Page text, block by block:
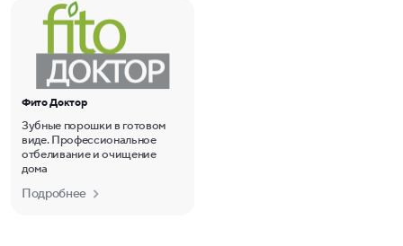
Фито Доктор
Зубные порошки в готовом
виде. Профессиональное
отбеливание и очищение
дома
Подробнее